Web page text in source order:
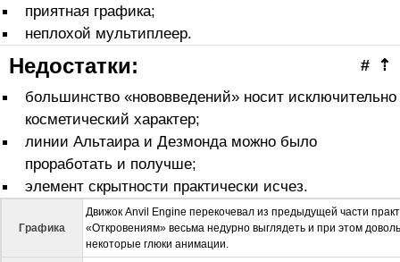
приятная графика;
неплохой мультиплеер.
⇡
#
Недостатки:
большинство «нововведений» носит исключительно
косметический характер;
линии Альтаира и Дезмонда можно было
проработать и получше;
элемент скрытности практически исчез.
Графика
Движок Anvil Engine перекочевал из предыдущей части
«Откровениям» весьма недурно выглядеть и при этом
некоторые глюки анимации.